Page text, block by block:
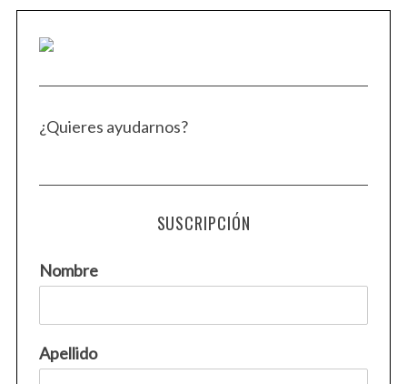
¿Quieres ayudarnos?
SUSCRIPCIÓN
Nombre
Apellido